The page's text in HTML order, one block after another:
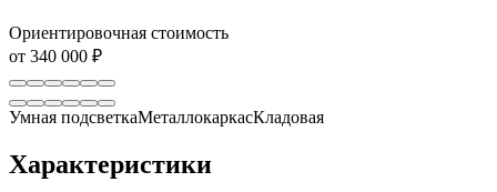
Ориентировочная стоимость
от 340 000 ₽
Умная подсветкаМеталлокаркасКладовая
Характеристики